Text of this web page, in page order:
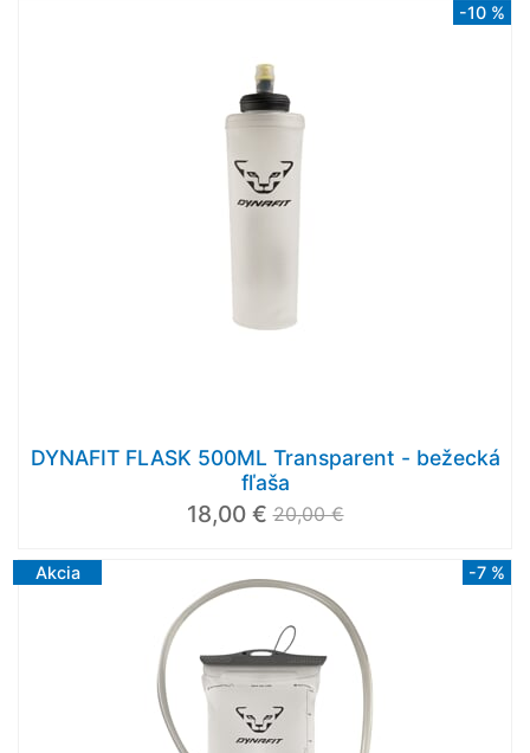
-10 %
DYNAFIT FLASK 500ML Transparent - bežecká
fľaša
18,00 € 20,00 €
Akcia -7 %